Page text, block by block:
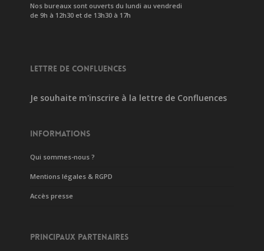
Nos bureaux sont ouverts du lundi au vendredi
de 9h à 12h30 et de 13h30 à 17h
LETTRE DE CONFLUENCES
Je souhaite m'inscrire à la lettre de Confluences
INFORMATIONS
Qui sommes-nous ?
Mentions légales & RGPD
Accès presse
PRINCIPAUX PARTENAIRES